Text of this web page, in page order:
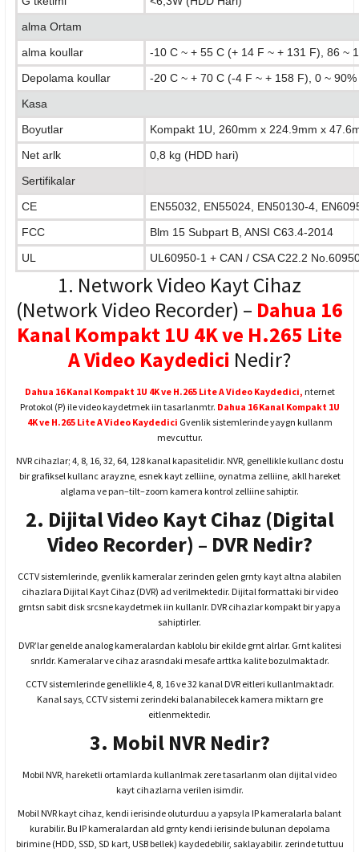
alma Ortam
alma koullar -10 C ~ + 55 C (+ 14 F ~ + 131 F), 86 ~
Depolama koullar -20 C ~ + 70 C (-4 F ~ + 158 F), 0 ~ 90%
Kasa
Boyutlar Kompakt 1U, 260mm x 224.9mm x
Net arlk 0,8 kg (HDD hari)
Sertifikalar
CE EN55032, EN55024, EN50130-4,
FCC Blm 15 Subpart B, ANSI C63.4-2014
UL UL60950-1 + CAN / CSA C22.2
1. Network Video Kayt Cihaz
(Network Video Recorder) – Dahua 16
Kanal Kompakt 1U 4K ve H.265 Lite
A Video Kaydedici Nedir?
Dahua 16 Kanal Kompakt 1U 4K ve H.265 Lite A Video Kaydedici, nternet
Protokol (P) ile video kaydetmek iin tasarlanmtr. Dahua 16 Kanal Kompakt 1U
4K ve H.265 Lite A Video Kaydedici Gvenlik sistemlerinde yaygn kullanm
mevcuttur.
NVR cihazlar; 4, 8, 16, 32, 64, 128 kanal kapasitelidir. NVR, genellikle kullanc dostu
bir grafiksel kullanc arayzne, esnek kayt zelliine, oynatma zelliine, akll hareket
alglama ve pan–tilt–zoom kamera kontrol zelliine sahiptir.
2. Dijital Video Kayt Cihaz (Digital
Video Recorder) – DVR Nedir?
CCTV sistemlerinde, gvenlik kameralar zerinden gelen grnty kayt altna alabilen
cihazlara Dijital Kayt Cihaz (DVR) ad verilmektedir. Dijital formattaki bir video
grntsn sabit disk srcsne kaydetmek iin kullanlr. DVR cihazlar kompakt bir yapya
sahiptirler.
DVR’lar genelde analog kameralardan kablolu bir ekilde grnt alrlar. Grnt kalitesi
snrldr. Kameralar ve cihaz arasndaki mesafe arttka kalite bozulmaktadr.
CCTV sistemlerinde genellikle 4, 8, 16 ve 32 kanal DVR eitleri kullanlmaktadr.
Kanal says, CCTV sistemi zerindeki balanabilecek kamera miktarn gre
eitlenmektedir.
3. Mobil NVR Nedir?
Mobil NVR, hareketli ortamlarda kullanlmak zere tasarlanm olan dijital video
kayt cihazlarna verilen isimdir.
Mobil NVR kayt cihaz, kendi ierisinde oluturduu a yapsyla IP kameralarla balant
kurabilir. Bu IP kameralardan ald grnty kendi ierisinde bulunan depolama
birimine (HDD, SSD, SD kart, USB bellek) kaydedebilir, saklayabilir. zerinde tuttuu